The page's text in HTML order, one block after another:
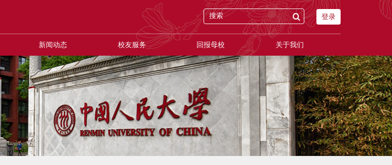
登录
新闻动态 校友服务 回报母校 关于我们